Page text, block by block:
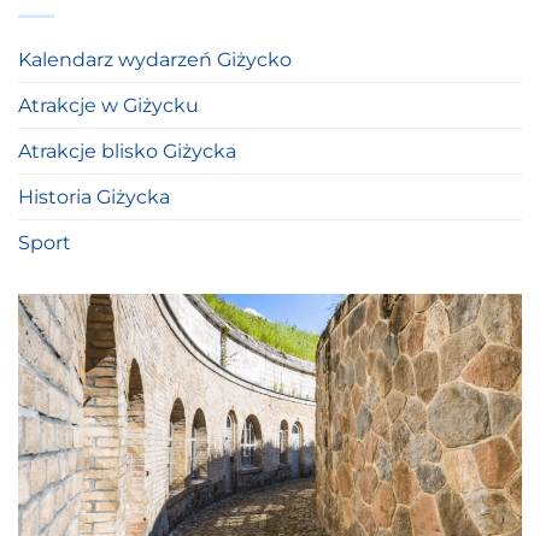
Kalendarz wydarzeń Giżycko
Atrakcje w Giżycku
Atrakcje blisko Giżycka
Historia Giżycka
Sport